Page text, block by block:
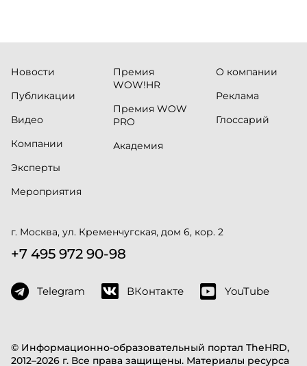
© Информационно-образовательный портал TheHRD,
2012–2026 г. Все права защищены. Материалы ресурса
Новости
Публикации
Видео
Компании
Эксперты
Мероприятия
Премия
WOW!HR
Премия WOW
PRO
Академия
О компании
Реклама
Глоссарий
г. Москва, ул. Кременчугская, дом 6, кор. 2
+7 495 972 90-98
Telegram ВКонтакте YouTube